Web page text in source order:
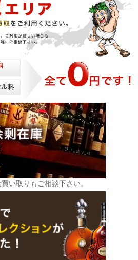
い取りもご相談下さい。